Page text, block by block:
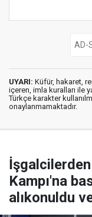
UYARI: Küfür, hakaret,
içeren, imla kuralları ile
Türkçe karakter
onaylanmamaktadır.
Kampı'na
alıkonuldu